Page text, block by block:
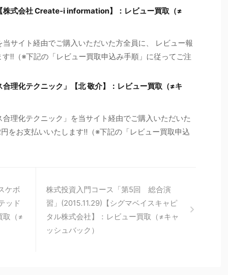
株式会社 Create-i information】：レビュー買取（≠
サイト経由でご購入いただいた方全員に、 レビュー報
!!（※下記の「レビュー買取申込み手順」に従ってご注
理化テクニック」【北 敬介】：レビュー買取（≠キ
理化テクニック」を当サイト経由でご購入いただいた
をお支払いいたします!!（※下記の「レビュー買取申込
ケボ
ッド
取（≠
株式投資入門コース「第5回 総合演
習」(2015.11.29)【シグマベイスキャピ
タル株式会社】：レビュー買取（≠キャ
ッシュバック）